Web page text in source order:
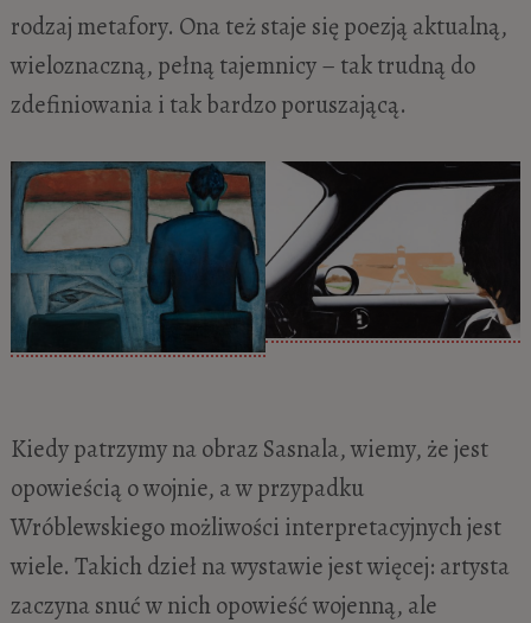
rodzaj metafory. Ona też staje się poezją aktualną,
wieloznaczną, pełną tajemnicy – tak trudną do
zdefiniowania i tak bardzo poruszającą.
Kiedy patrzymy na obraz Sasnala, wiemy, że jest
opowieścią o wojnie, a w przypadku
Wróblewskiego możliwości interpretacyjnych jest
wiele. Takich dzieł na wystawie jest więcej: artysta
zaczyna snuć w nich opowieść wojenną, ale